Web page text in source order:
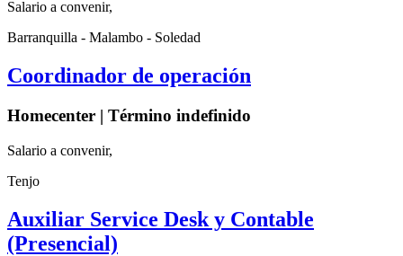
Salario a convenir,
Barranquilla - Malambo - Soledad
Coordinador de operación
Homecenter | Término indefinido
Salario a convenir,
Tenjo
Auxiliar Service Desk y Contable
(Presencial)